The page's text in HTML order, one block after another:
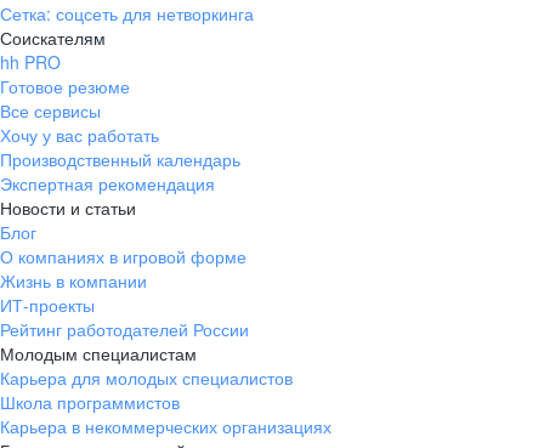
Сетка: соцсеть для нетворкинга
Соискателям
hh PRO
Готовое резюме
Все сервисы
Хочу у вас работать
Производственный календарь
Экспертная рекомендация
Новости и статьи
Блог
О компаниях в игровой форме
Жизнь в компании
ИТ-проекты
Рейтинг работодателей России
Молодым специалистам
Карьера для молодых специалистов
Школа программистов
Карьера в некоммерческих организациях